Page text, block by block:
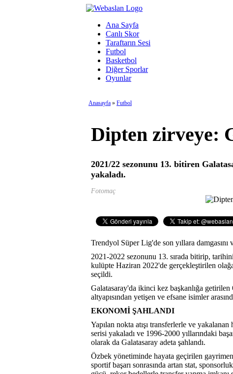
Ana Sayfa
Canlı Skor
Taraftarın Sesi
Futbol
Basketbol
Diğer Sporlar
Oyunlar
Anasayfa » Futbol
Dipten zirveye:
2021/22 sezonunu 13. bitiren
yakaladı.
Fotomaç
Trendyol Süper Lig'de son yıllara damgasını
2021-2022 sezonunu 13. sırada bitirip,
kulüpte Haziran 2022'de gerçekleştirilen
seçildi.
Galatasaray'da ikinci kez başkanlığa
altyapısından yetişen ve efsane isimler
EKONOMİ ŞAHLANDI
Yapılan nokta atışı transferlerle ve
serisi yakaladı ve 1996-2000 yıllarındaki
olarak da Galatasaray adeta şahlandı.
Özbek yönetiminde hayata geçirilen
sportif başarı sonrasında artan stat,